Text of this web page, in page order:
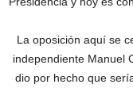
La oposición aquí se
independiente Manuel
dio por hecho que